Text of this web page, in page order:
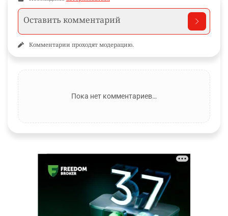
Комментарии проходят модерацию.
Пока нет комментариев…